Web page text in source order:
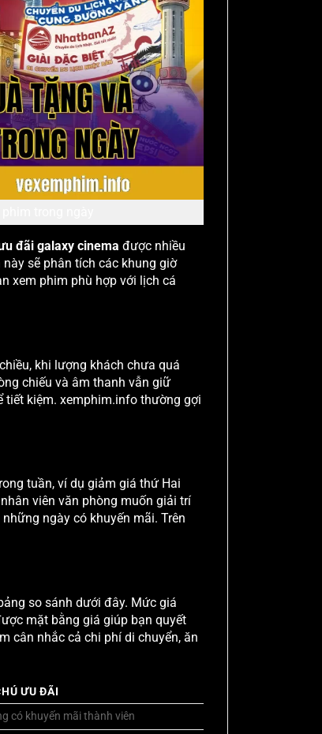
đãi galaxy cinema được nhiều
sẽ phân tích các khung giờ
xem phim phù hợp với lịch cá
khi lượng khách chưa quá
chiếu và âm thanh vẫn giữ
tiết kiệm. xemphim.info thường gợi
tuần, ví dụ giảm giá thứ Hai
viên văn phòng muốn giải trí
ngày có khuyến mãi. Trên
so sánh dưới đây. Mức giá
mặt bằng giá giúp bạn quyết
cân nhắc cả chi phí di chuyển, ăn
ƯU ĐÃI
có khuyến mãi thành viên